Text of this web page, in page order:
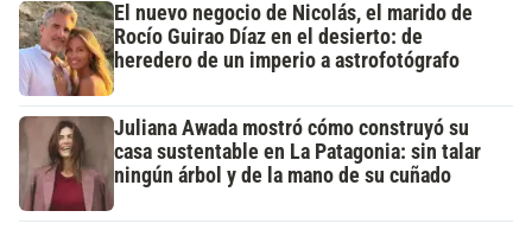
El nuevo negocio de Nicolás, el marido de
Rocío Guirao Díaz en el desierto: de
heredero de un imperio a astrofotógrafo
Juliana Awada mostró cómo construyó su
casa sustentable en La Patagonia: sin talar
ningún árbol y de la mano de su cuñado